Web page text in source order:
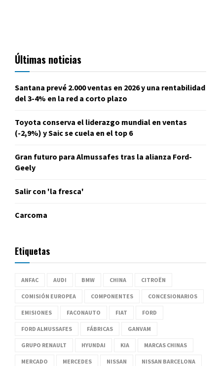
Últimas noticias
Santana prevé 2.000 ventas en 2026 y una rentabilidad
del 3-4% en la red a corto plazo
Toyota conserva el liderazgo mundial en ventas
(-2,9%) y Saic se cuela en el top 6
Gran futuro para Almussafes tras la alianza Ford-
Geely
Salir con 'la fresca'
Carcoma
Etiquetas
ANFAC AUDI BMW CHINA CITROËN
COMISIÓN EUROPEA COMPONENTES CONCESIONARIOS
EMISIONES FACONAUTO FIAT FORD
FORD ALMUSSAFES FÁBRICAS GANVAM
GRUPO RENAULT HYUNDAI KIA MARCAS CHINAS
MERCADO MERCEDES NISSAN NISSAN BARCELONA